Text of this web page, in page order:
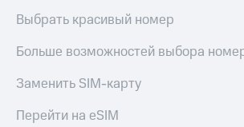
Выбрать красивый номер
Больше возможностей выбора
Заменить SIM-карту
Перейти на eSIM